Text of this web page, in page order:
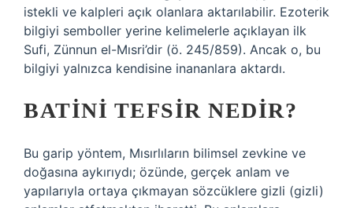
istekli ve kalpleri açık olanlara aktarılabilir. Ezoterik
bilgiyi semboller yerine kelimelerle açıklayan ilk
Sufi, Zünnun el-Mısri’dir (ö. 245/859). Ancak o, bu
bilgiyi yalnızca kendisine inananlara aktardı.
BATINI TEFSIR NEDIR?
Bu garip yöntem, Mısırlıların bilimsel zevkine ve
doğasına aykırıydı; özünde, gerçek anlam ve
yapılarıyla ortaya çıkmayan sözcüklere gizli (gizli)